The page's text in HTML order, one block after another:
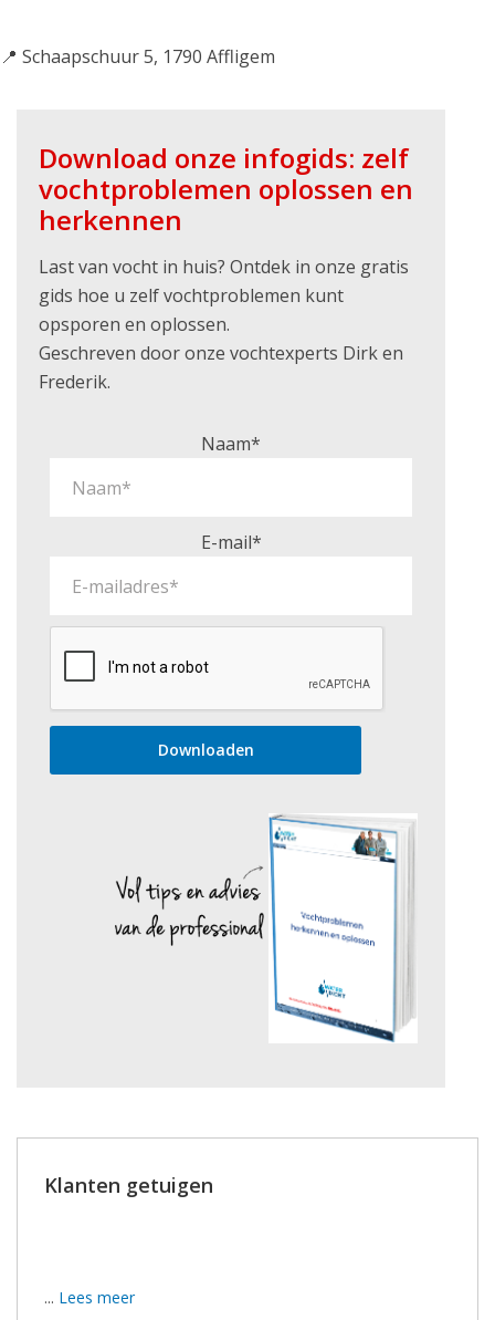
📍 Schaapschuur 5, 1790 Affligem
Download onze infogids: zelf
vochtproblemen oplossen en
herkennen
Last van vocht in huis? Ontdek in onze gratis
gids hoe u zelf vochtproblemen kunt
opsporen en oplossen.
Geschreven door onze vochtexperts Dirk en
Frederik.
Naam*
E-mail*
Klanten getuigen
... Lees meer